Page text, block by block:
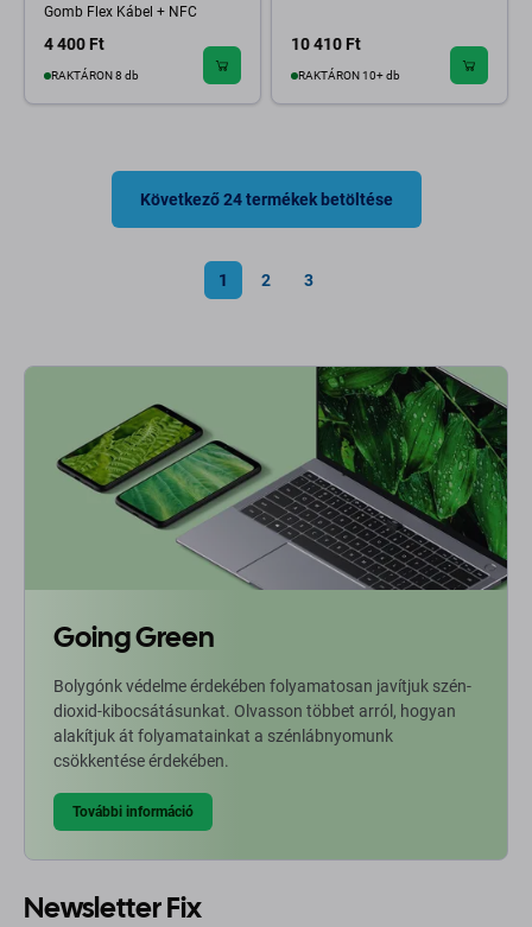
Gomb Flex Kábel + NFC
4 400 Ft
RAKTÁRON 8 db
10 410 Ft
RAKTÁRON 10+ db
Következő 24 termékek betöltése
1 2 3
Going Green
Bolygónk védelme érdekében folyamatosan javítjuk szén-
dioxid-kibocsátásunkat. Olvasson többet arról, hogyan
alakítjuk át folyamatainkat a szénlábnyomunk
csökkentése érdekében.
További információ
Newsletter Fix